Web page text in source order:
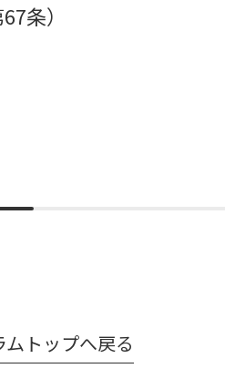
条）
ムトップへ戻る